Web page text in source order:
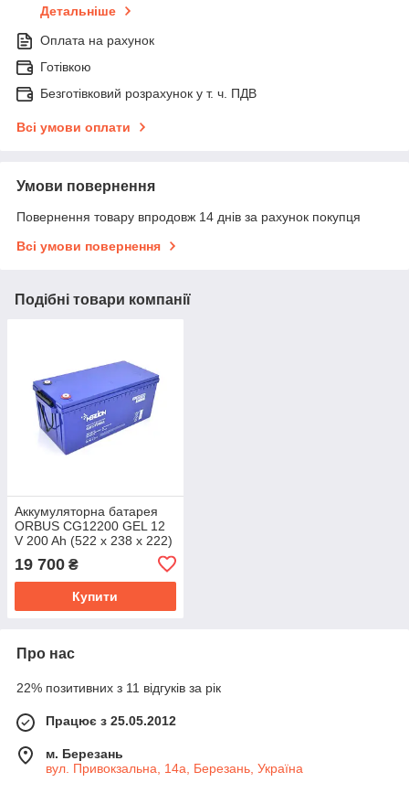
Детальніше
Оплата на рахунок
Готівкою
Безготівковий розрахунок у т. ч. ПДВ
Всі умови оплати
Умови повернення
Повернення товару впродовж 14 днів за рахунок покупця
Всі умови повернення
Подібні товари компанії
Аккумуляторна батарея
ORBUS CG12200 GEL 12
V 200 Ah (522 х 238 х 222)
будинків та котлів
19 700 ₴
Купити
Про нас
22% позитивних з 11 відгуків за рік
Працює з 25.05.2012
м. Березань
вул. Привокзальна, 14а, Березань, Україна